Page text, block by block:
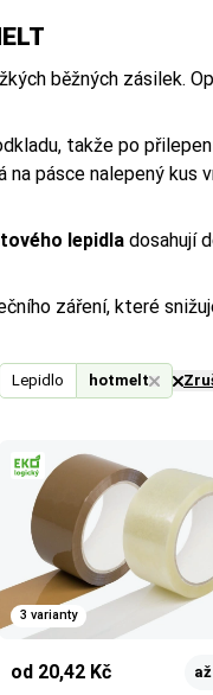
běžných zásilek.
takže po
pásce nalepený kus
lepidla dosahují
záření, které
Lepidlo hotmelt
3 varianty
od 20,42 Kč